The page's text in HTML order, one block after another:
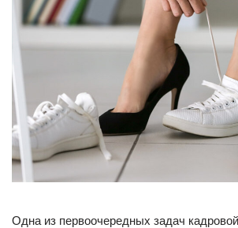
Одна из первоочередных задач